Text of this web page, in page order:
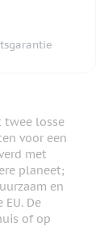
twee losse
voor een
met
planeet;
en
De
of op